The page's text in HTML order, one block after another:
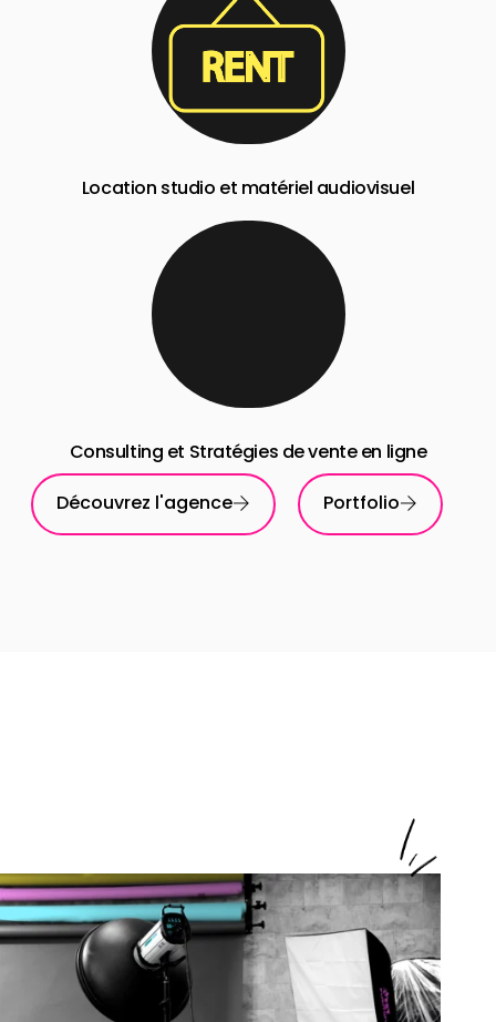
Location studio et matériel audiovisuel
Consulting et Stratégies de vente en ligne
Découvrez l'agence
Portfolio